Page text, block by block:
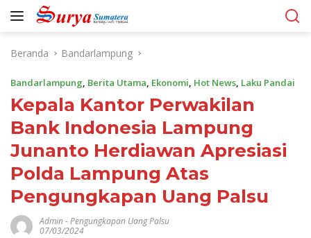
Langsung
Beranda
Bandarlampung
Bandarlampung, Berita Utama, Ekonomi, Hot News, Laku Pandai
Kepala Kantor Perwakilan
Bank Indonesia Lampung
Junanto Herdiawan Apresiasi
Polda Lampung Atas
Pengungkapan Uang Palsu
Admin-Pengungkapan Uang Palsu
07/03/2024